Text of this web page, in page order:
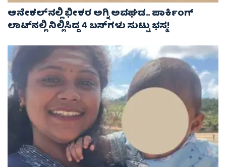
ಆನೇಕಲ್‌ನಲ್ಲಿ ಭೀಕರ ಅಗ್ನಿ ಅವಘಡ.. ಪಾರ್ಕಿಂಗ್
ಲಾಟ್‌ನಲ್ಲಿ ನಿಲ್ಲಿಸಿದ್ದ 4 ಬಸ್‌ಗಳು ಸುಟ್ಟು ಭಸ್ಮ!